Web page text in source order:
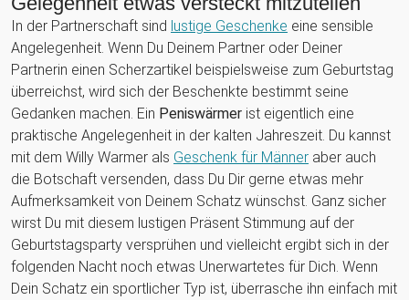
In der Partnerschaft sind lustige Geschenke eine sensible
Angelegenheit. Wenn Du Deinem Partner oder Deiner
Partnerin einen Scherzartikel beispielsweise zum Geburtstag
überreichst, wird sich der Beschenkte bestimmt seine
Gedanken machen. Ein Peniswärmer ist eigentlich eine
praktische Angelegenheit in der kalten Jahreszeit. Du kannst
mit dem Willy Warmer als Geschenk für Männer aber auch
die Botschaft versenden, dass Du Dir gerne etwas mehr
Aufmerksamkeit von Deinem Schatz wünschst. Ganz sicher
wirst Du mit diesem lustigen Präsent Stimmung auf der
Geburtstagsparty versprühen und vielleicht ergibt sich in der
folgenden Nacht noch etwas Unerwartetes für Dich. Wenn
Dein Schatz ein sportlicher Typ ist, überrasche ihn einfach mit